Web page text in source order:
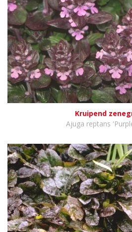
Kruipend
Ajuga reptans